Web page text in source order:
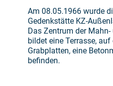
Am 08.05.1966 wurde
Gedenkstätte KZ-
Das Zentrum der
bildet eine Terrasse,
Grabplatten, eine
befinden.